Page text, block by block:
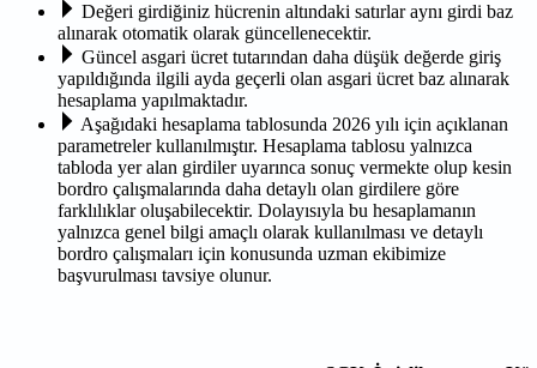
Değeri girdiğiniz hücrenin altındaki satırlar aynı girdi baz
alınarak otomatik olarak güncellenecektir.
Güncel asgari ücret tutarından daha düşük değerde giriş
yapıldığında ilgili ayda geçerli olan asgari ücret baz alınarak
hesaplama yapılmaktadır.
Aşağıdaki hesaplama tablosunda 2026 yılı için açıklanan
parametreler kullanılmıştır. Hesaplama tablosu yalnızca
tabloda yer alan girdiler uyarınca sonuç vermekte olup kesin
bordro çalışmalarında daha detaylı olan girdilere göre
farklılıklar oluşabilecektir. Dolayısıyla bu hesaplamanın
yalnızca genel bilgi amaçlı olarak kullanılması ve detaylı
bordro çalışmaları için konusunda uzman ekibimize
başvurulması tavsiye olunur.